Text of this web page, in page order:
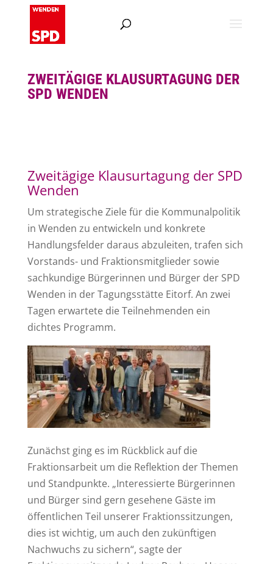
ZWEITÄGIGE KLAUSURTAGUNG DER
SPD WENDEN
Zweitägige Klausurtagung der SPD
Wenden
Um strategische Ziele für die Kommunalpolitik
in Wenden zu entwickeln und konkrete
Handlungsfelder daraus abzuleiten, trafen sich
Vorstands- und Fraktionsmitglieder sowie
sachkundige Bürgerinnen und Bürger der SPD
Wenden in der Tagungsstätte Eitorf. An zwei
Tagen erwartete die Teilnehmenden ein
dichtes Programm.
Zunächst ging es im Rückblick auf die
Fraktionsarbeit um die Reflektion der Themen
und Standpunkte. „Interessierte Bürgerinnen
und Bürger sind gern gesehene Gäste im
öffentlichen Teil unserer Fraktionssitzungen,
dies ist wichtig, um auch den zukünftigen
Nachwuchs zu sichern“, sagte der